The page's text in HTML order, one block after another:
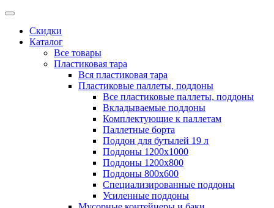
Скидки
Каталог
Все товары
Пластиковая тара
Вся пластиковая тара
Пластиковые паллеты, поддоны
Все пластиковые паллеты, поддоны
Вкладываемые поддоны
Комплектующие к паллетам
Паллетные борта
Поддон для бутылей 19 л
Поддоны 1200х1000
Поддоны 1200х800
Поддоны 800х600
Специализированные поддоны
Усиленные поддоны